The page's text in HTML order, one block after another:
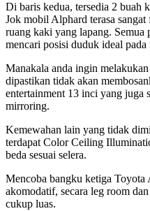
Di baris kedua, tersedia 2 buah
Jok mobil Alphard terasa
ruang kaki yang lapang.
mencari posisi duduk ideal
Manakala anda ingin
dipastikan tidak akan
entertainment 13 inci yang
mirroring.
Kemewahan lain yang tidak
terdapat Color Ceiling
beda sesuai selera.
Mencoba bangku ketiga Toyota
akomodatif, secara leg room
cukup luas.